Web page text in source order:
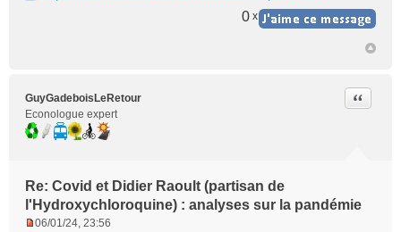
0 x
GuyGadeboisLeRetour
Econologue expert
Re: Covid et Didier Raoult (partisan de
l'Hydroxychloroquine) : analyses sur la pandémie
Citer
06/01/24, 23:56